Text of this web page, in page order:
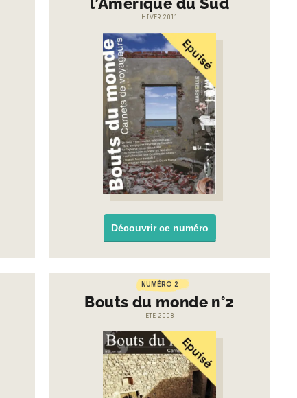
HIVER 2011
Découvrir ce numéro
NUMÉRO 2
Bouts du monde n°2
ETÉ 2008